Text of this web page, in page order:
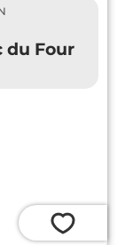
du Four
💗